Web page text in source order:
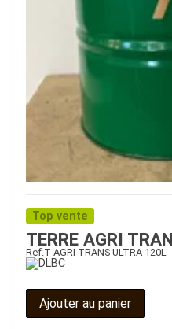
Top vente
TERRE AGRI
Ref. T AGRI TRANS ULTRA 120L
Ajouter au panier